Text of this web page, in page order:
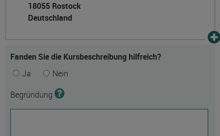
18055 Rostock
Deutschland
Fanden Sie die Kursbeschreibung hilfreich?
Ja
Nein
Begründung